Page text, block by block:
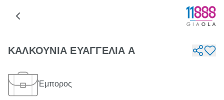
ΚΑΛΚΟΥΝΙΑ ΕΥΑΓΓΕΛΙΑ Α
Έμπορος